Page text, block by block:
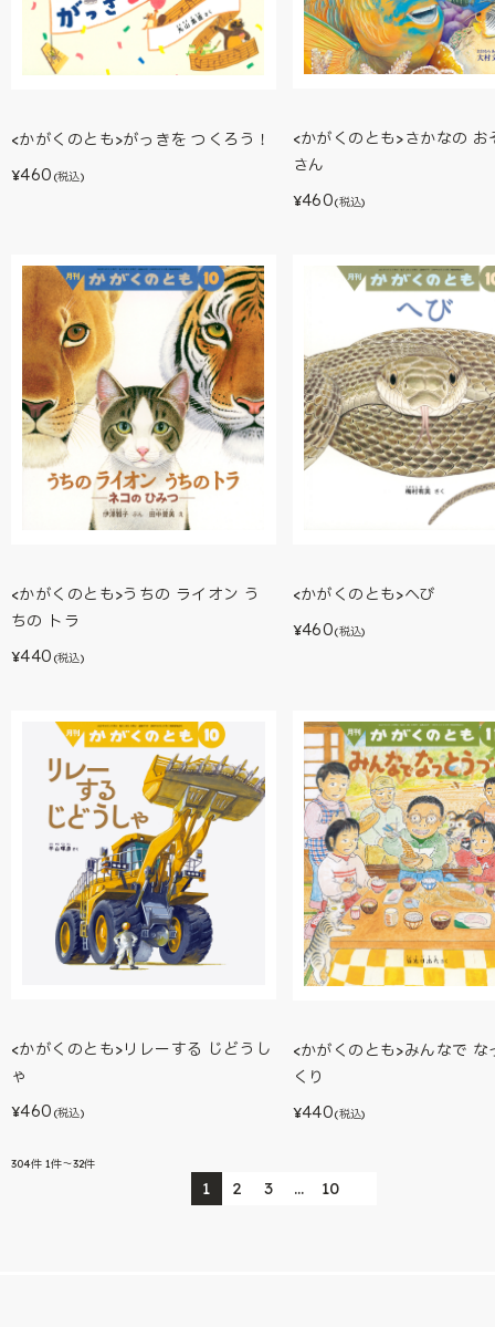
<かがくのとも>がっきを つくろう！
¥460 (税込)
<かがくのとも>さかなの お
さん
¥460(税込)
<かがくのとも>うちの ライオン う
ちの トラ
¥440 (税込)
<かがくのとも>へび
¥460(税込)
<かがくのとも>リレーする じどうし
ゃ
¥460 (税込)
<かがくのとも>みんなで な
くり
¥440(税込)
304件 1件～32件
1 2 3 … 10